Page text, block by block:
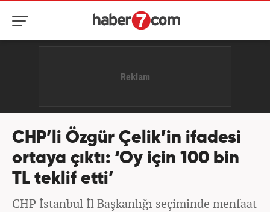
CHP’li Özgür Çelik’in ifadesi
ortaya çıktı: ‘Oy için 100 bin
TL teklif etti’
CHP İstanbul İl Başkanlığı seçiminde menfaat